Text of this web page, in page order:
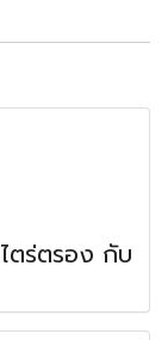
ตร่ตรอง กับ